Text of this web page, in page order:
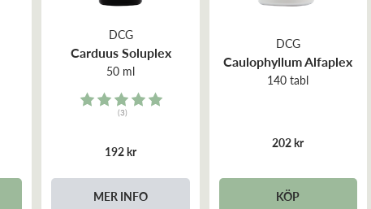
DCG
Carduus Soluplex
50 ml
Rating:
(3)
192 kr
MER INFO
DCG
Caulophyllum Alfaplex
140 tabl
202 kr
KÖP